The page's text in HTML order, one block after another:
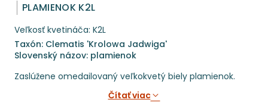
PLAMIENOK K2L
Veľkosť kvetináča: K2L
Taxón: Clematis 'Krolowa Jadwiga'
Slovenský názov: plamienok
Zaslúžene omedailovaný veľkokvetý biely plamienok.
Čítať viac